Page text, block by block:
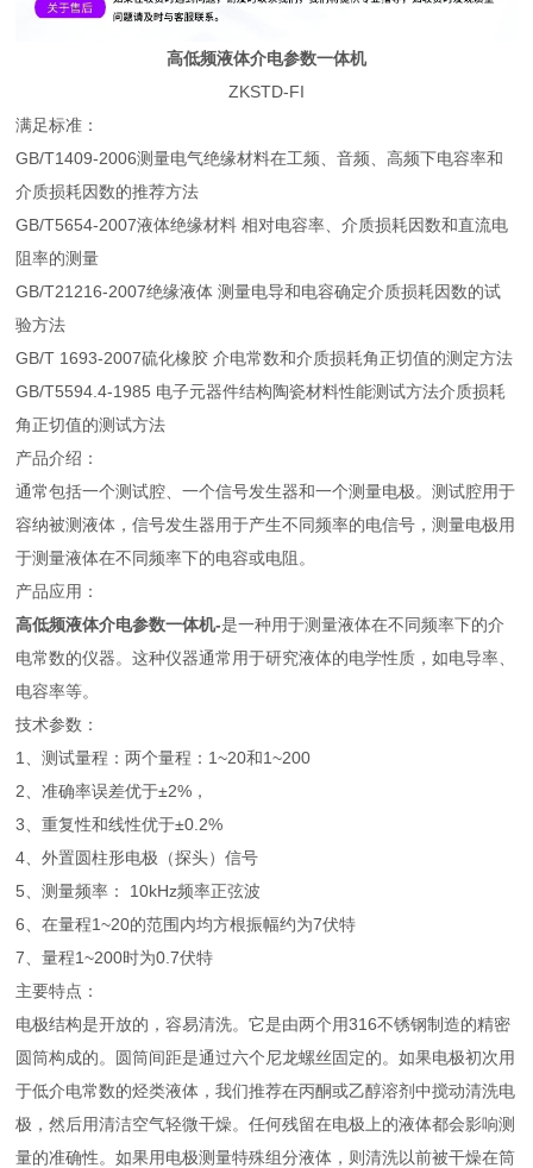
高低频液体介电参数一体机
ZKSTD-FI
满足标准：
GB/T1409-2006测量电气绝缘材料在工频、音频、高频下电容率和
介质损耗因数的推荐方法
GB/T5654-2007液体绝缘材料 相对电容率、介质损耗因数和直流电
阻率的测量
GB/T21216-2007绝缘液体 测量电导和电容确定介质损耗因数的试
验方法
GB/T 1693-2007硫化橡胶 介电常数和介质损耗角正切值的测定方法
GB/T5594.4-1985 电子元器件结构陶瓷材料性能测试方法介质损耗
角正切值的测试方法
产品介绍：
通常包括一个测试腔、一个信号发生器和一个测量电极。测试腔用于
容纳被测液体，信号发生器用于产生不同频率的电信号，测量电极用
于测量液体在不同频率下的电容或电阻。
产品应用：
高低频液体介电参数一体机-是一种用于测量液体在不同频率下的介
电常数的仪器。这种仪器通常用于研究液体的电学性质，如电导率、
电容率等。
技术参数：
1、测试量程：两个量程：1~20和1~200
2、准确率误差优于±2%，
3、重复性和线性优于±0.2%
4、外置圆柱形电极（探头）信号
5、测量频率： 10kHz频率正弦波
6、在量程1~20的范围内均方根振幅约为7伏特
7、量程1~200时为0.7伏特
主要特点：
电极结构是开放的，容易清洗。它是由两个用316不锈钢制造的精密
圆筒构成的。圆筒间距是通过六个尼龙螺丝固定的。如果电极初次用
于低介电常数的烃类液体，我们推荐在丙酮或乙醇溶剂中搅动清洗电
极，然后用清洁空气轻微干燥。任何残留在电极上的液体都会影响测
量的准确性。如果用电极测量特殊组分液体，则清洗以前被干燥在筒